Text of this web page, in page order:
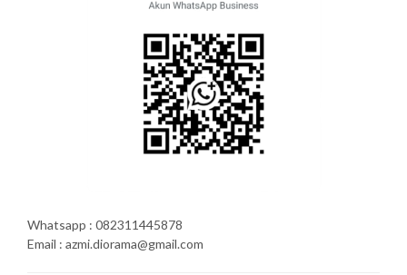
Whatsapp : 082311445878
Email : azmi.diorama@gmail.com